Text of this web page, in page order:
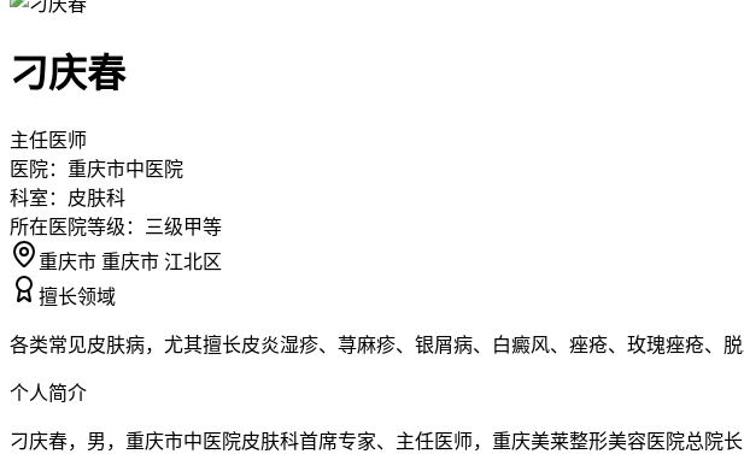
刁庆春
主任医师
医院： 重庆市中医院
科室： 皮肤科
所在医院等级：
三级甲等
重庆市 重庆市 江北区
擅长领域
各类常见皮肤病，尤其擅长皮炎湿疹、荨麻疹、银屑病、白癜风、痤疮、玫瑰痤疮、
个人简介
刁庆春，男，重庆市中医院皮肤科首席专家、主任医师，重庆美莱整形美容医院总